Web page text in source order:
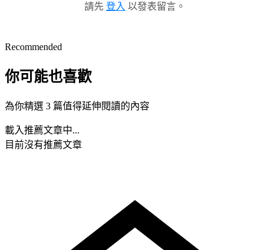
請先 登入 以發表留言。
Recommended
你可能也喜歡
為你精選 3 篇值得延伸閱讀的內容
載入推薦文章中...
目前沒有推薦文章